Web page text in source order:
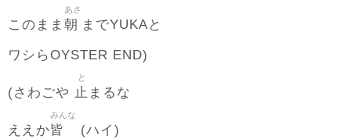
このまま 朝
あさ
までYUKAと
ワシらOYSTER END)
(さわごや 止
と
まるな
ええか皆
みんな
(ハイ)